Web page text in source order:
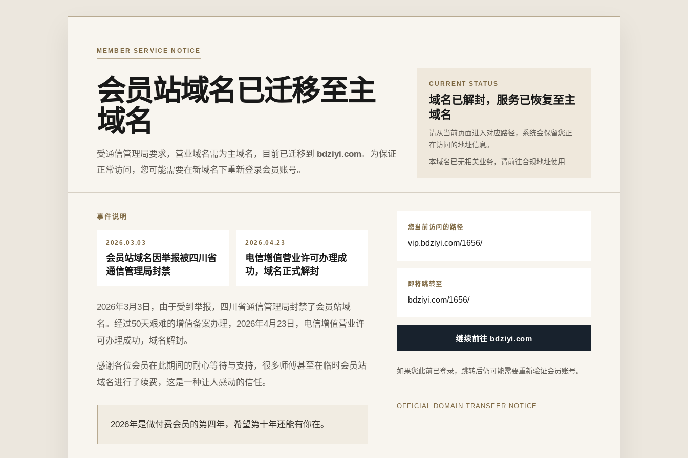
MEMBER SERVICE NOTICE
会员站域名已迁移至主
域名
受通信管理局要求，营业域名需为主域名，目前已迁移到 bdziyi.com。为保证
正常访问，您可能需要在新域名下重新登录会员账号。
CURRENT STATUS
域名已解封，服务已恢复至主
域名
请从当前页面进入对应路径，系统会保留您正
在访问的地址信息。
本域名已无相关业务，请前往合规地址使用
事件说明
2026.03.03
会员站域名因举报被四川省
通信管理局封禁
2026.04.23
电信增值营业许可办理成
功，域名正式解封
2026年3月3日，由于受到举报，四川省通信管理局封禁了会员站域
名。经过50天艰难的增值备案办理，2026年4月23日，电信增值营业许
可办理成功，域名解封。
感谢各位会员在此期间的耐心等待与支持，很多师傅甚至在临时会员站
域名进行了续费，这是一种让人感动的信任。
2026年是做付费会员的第四年，希望第十年还能有你在。
您当前访问的路径
vip.bdziyi.com/1656/
即将跳转至
bdziyi.com/1656/
继续前往 bdziyi.com
如果您此前已登录，跳转后仍可能需要重新验证会员账号。
OFFICIAL DOMAIN TRANSFER NOTICE